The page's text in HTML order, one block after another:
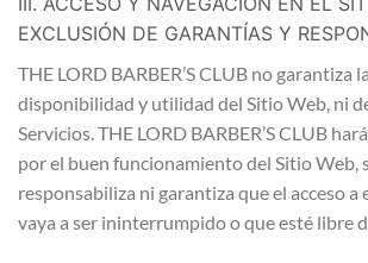
EXCLUSIÓN DE GARANTÍAS Y
THE LORD BARBER’S CLUB no garantiza
disponibilidad y utilidad del Sitio Web, ni
Servicios. THE LORD BARBER’S CLUB
por el buen funcionamiento del Sitio Web,
responsabiliza ni garantiza que el acceso a
vaya a ser ininterrumpido o que esté libre